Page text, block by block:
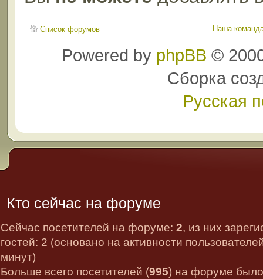
Список форумов Наша
Powered by phpBB ©
Сборка
Русская
Кто сейчас на форуме
Сейчас посетителей на форуме: 2, из них
гостей: 2 (основано на активности
минут)
Больше всего посетителей (995) на форуме